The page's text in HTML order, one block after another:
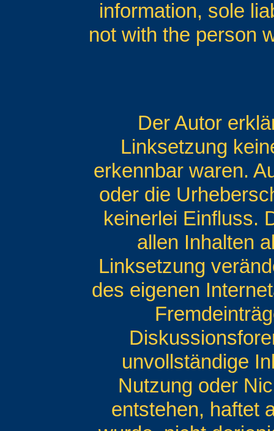
information, sole
not with the person
Der Autor
Linksetzung
erkennbar waren.
oder die
keinerlei Einfluss.
allen Inhalten
Linksetzung
des eigenen
unvollständige
Nutzung oder
entstehen, haftet